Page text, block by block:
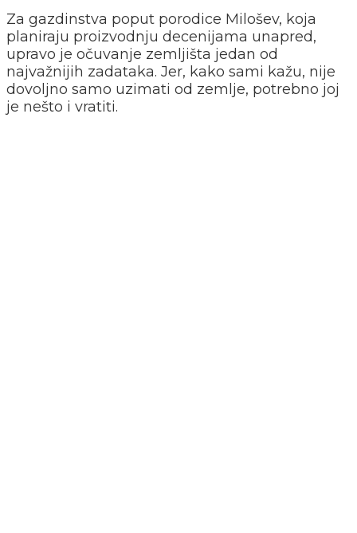
Za gazdinstva poput porodice Milošev, koja
planiraju proizvodnju decenijama unapred,
upravo je očuvanje zemljišta jedan od
najvažnijih zadataka. Jer, kako sami kažu, nije
dovoljno samo uzimati od zemlje, potrebno joj
je nešto i vratiti.